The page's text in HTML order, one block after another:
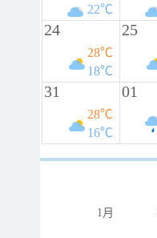
22℃
24
28℃
18℃
25
31
28℃
16℃
01
1月